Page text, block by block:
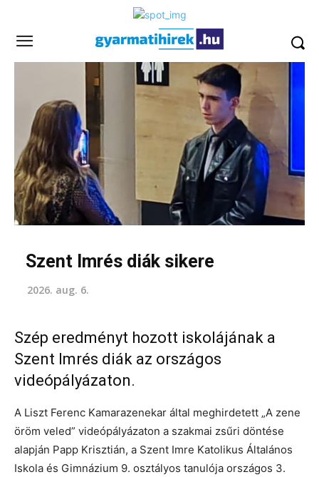
Szent Imrés diák sikere
2026. aug. 6.
Szép eredményt hozott iskolájának a
Szent Imrés diák az országos
videópályázaton.
A Liszt Ferenc Kamarazenekar által meghirdetett „A zene
öröm veled” videópályázaton a szakmai zsűri döntése
alapján Papp Krisztián, a Szent Imre Katolikus Általános
Iskola és Gimnázium 9. osztályos tanulója országos 3.